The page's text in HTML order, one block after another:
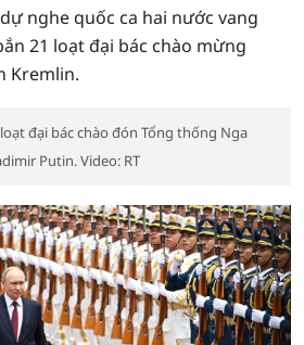
nghe quốc ca hai nước vang
21 loạt đại bác chào mừng
Kremlin.
đại bác chào đón Tổng thống Nga
Putin. Video: RT